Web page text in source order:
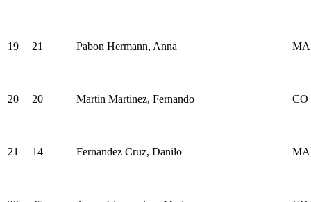
19 21 Pabon Hermann, Anna MA
20 20 Martin Martinez, Fernando CO
21 14 Fernandez Cruz, Danilo MA